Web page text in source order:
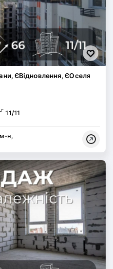
ЄВідновлення, ЄОселя
11/11
м-н,